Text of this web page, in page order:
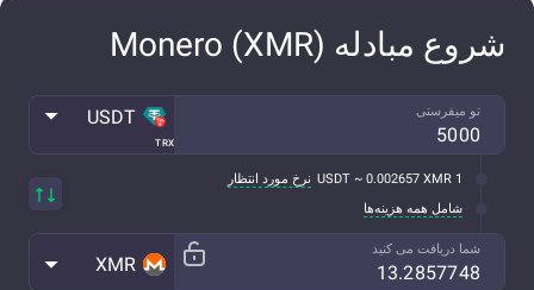
شروع مبادله Monero (XMR)
تو میفرستی
TRX
USDT
1 USDT ~ 0.002657 XMR
نرخ مورد انتظار
شامل همه هزینه‌ها
شما دریافت می کنید
XMR